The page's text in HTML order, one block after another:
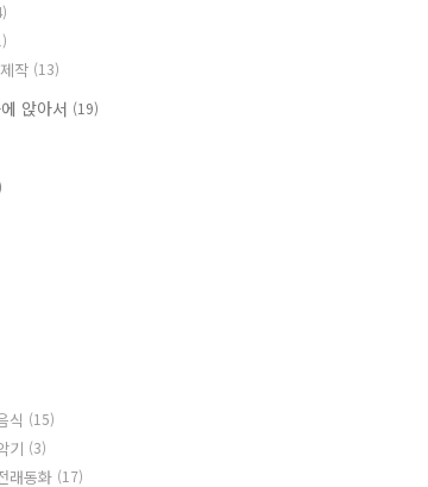
작 (13)
앉아서 (19)
식 (15)
기 (3)
래동화 (17)